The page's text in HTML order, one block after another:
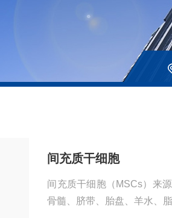
间充质干细胞
间充质干细胞（MSCs）来
骨髓、脐带、胎盘、羊水、